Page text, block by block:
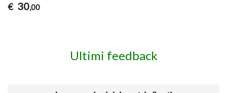
€ 30,00
Ultimi feedback